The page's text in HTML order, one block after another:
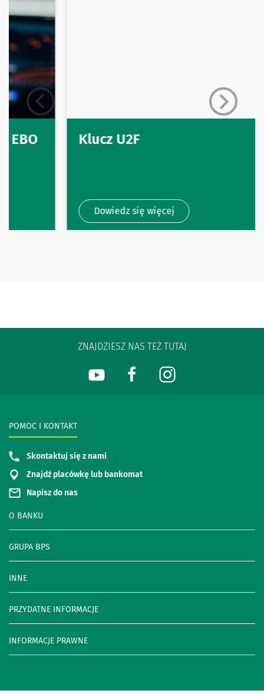
Klucz U2F
Dowiedz się więcej
ZNAJDZIESZ NAS TEŻ TUTAJ
O BANKU
GRUPA BPS
INNE
POMOC I KONTAKT
Skontaktuj się z nami
Znajdź placówkę lub bankomat
Napisz do nas
PRZYDATNE INFORMACJE
INFORMACJE PRAWNE